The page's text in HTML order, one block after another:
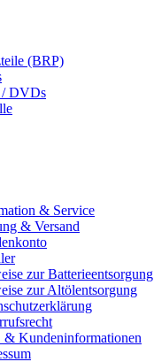
(BRP)
/ DVDs
& Service
& Versand
zur Batterieentsorgung
zur Altölentsorgung
Kundeninformationen